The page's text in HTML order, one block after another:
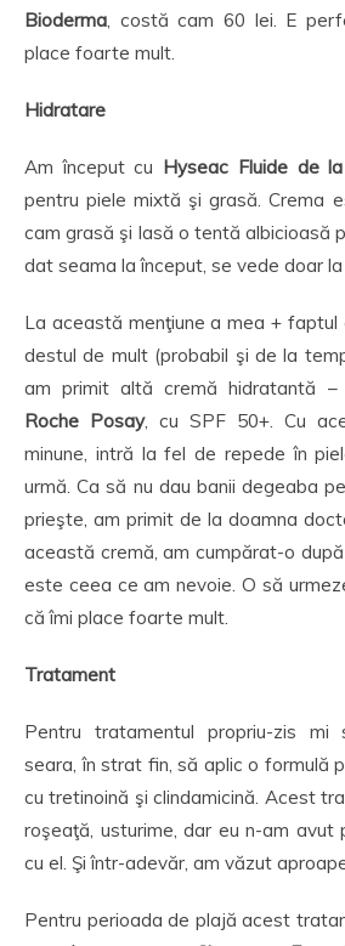
Bioderma, costă cam 60 lei. E
place foarte mult.
Hidratare
Am început cu Hyseac Fluide de
pentru piele mixtă şi grasă. Crema
cam grasă şi lasă o tentă albicioasă
dat seama la început, se vede doar la
La această menţiune a mea + faptul
destul de mult (probabil şi de la
am primit altă cremă hidratantă –
Roche Posay, cu SPF 50+. Cu
minune, intră la fel de repede în
urmă. Ca să nu dau banii degeaba
prieşte, am primit de la doamna
această cremă, am cumpărat-o
este ceea ce am nevoie. O să
că îmi place foarte mult.
Tratament
Pentru tratamentul propriu-zis mi
seara, în strat fin, să aplic o formulă
cu tretinoină şi clindamicină. Acest
roşeaţă, usturime, dar eu n-am avut
cu el. Şi într-adevăr, am văzut
Pentru perioada de plajă acest